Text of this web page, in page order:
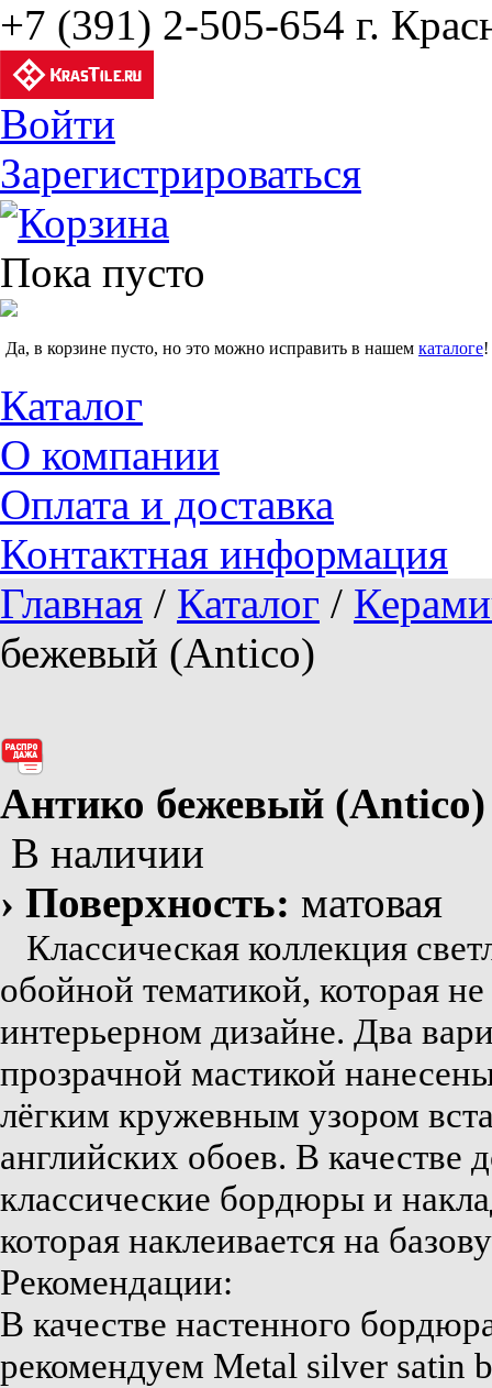
+7 (391) 2-505-654 г.
Войти
Зарегистрироваться
Корзина
Пока пусто
Да, в корзине пусто, но это можно исправить в нашем каталоге!
Каталог
О компании
Оплата и доставка
Контактная информация
Главная / Каталог /
бежевый (Antico)
Антико бежевый (Antico)
В наличии
› Поверхность: матовая
Классическая коллекция
обойной тематикой, которая
интерьерном дизайне. Два
прозрачной мастикой
лёгким кружевным узором
английских обоев. В качестве
классические бордюры и
которая наклеивается на
Рекомендации:
В качестве настенного
рекомендуем Metal silver satin